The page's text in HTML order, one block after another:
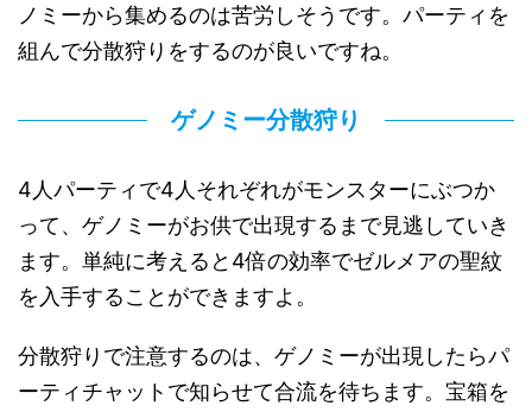
ノミーから集めるのは苦労しそうです。パーティを
組んで分散狩りをするのが良いですね。
ゲノミー分散狩り
4人パーティで4人それぞれがモンスターにぶつか
って、ゲノミーがお供で出現するまで見逃していき
ます。単純に考えると4倍の効率でゼルメアの聖紋
を入手することができますよ。
分散狩りで注意するのは、ゲノミーが出現したらパ
ーティチャットで知らせて合流を待ちます。宝箱を